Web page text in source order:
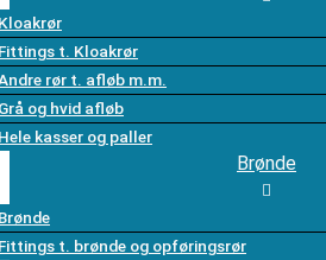
t. Kloakrør
rør t. afløb m.m.
og hvid afløb
kasser og paller
Brønde
t. brønde og opføringsrør